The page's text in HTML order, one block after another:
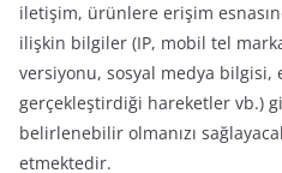
iletişim, ürünlere erişim
ilişkin bilgiler (IP, mobil tel
versiyonu, sosyal medya bilgisi,
gerçekleştirdiği hareketler vb.)
belirlenebilir olmanızı
etmektedir.